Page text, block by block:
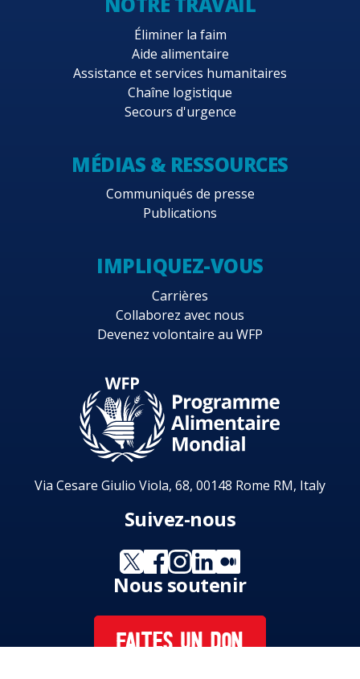
Éliminer la faim
Aide alimentaire
Assistance et services humanitaires
Chaîne logistique
Secours d'urgence
MÉDIAS & RESSOURCES
Communiqués de presse
Publications
IMPLIQUEZ-VOUS
Carrières
Collaborez avec nous
Devenez volontaire au WFP
Via Cesare Giulio Viola, 68, 00148 Rome RM, Italy
Suivez-nous
Nous soutenir
FAITES UN DON